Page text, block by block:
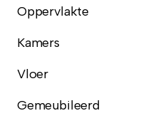
Oppervlakte
Kamers
Vloer
Gemeubileerd